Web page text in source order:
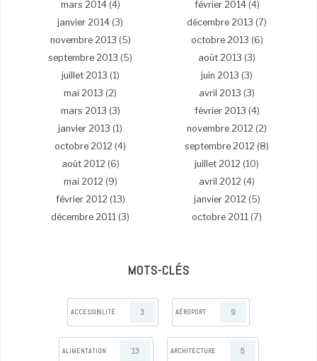
mars 2014(4) février 2014(4)
janvier 2014 (3) décembre 2013 (7)
novembre 2013 (5) octobre 2013 (6)
septembre 2013 (5) août 2013 (3)
juillet 2013 (1) juin 2013 (3)
mai 2013 (2) avril 2013 (3)
mars 2013 (3) février 2013 (4)
janvier 2013 (1) novembre 2012 (2)
octobre 2012 (4) septembre 2012 (8)
août 2012 (6) juillet 2012 (10)
mai 2012 (9) avril 2012 (4)
février 2012 (13) janvier 2012 (5)
décembre 2011 (3) octobre 2011 (7)
MOTS-CLÉS
ACCESSIBILITÉ 3 AÉROPORT 9
ALIMENTATION 13 ARCHITECTURE 5